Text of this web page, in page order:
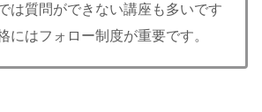
は質問ができない講座も多いです
にはフォロー制度が重要です。